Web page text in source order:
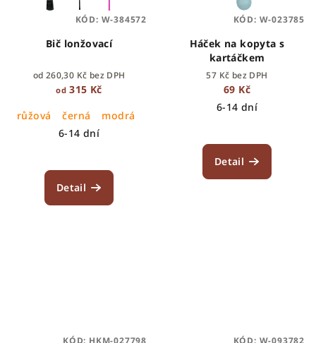
Bič lonžovací
od 260,30 Kč bez DPH
od 315 Kč
růžová
černá
modrá
6-14 dní
Detail
KÓD: W-384572
Háček na kopyta s
kartáčkem
57 Kč bez DPH
69 Kč
6-14 dní
Detail
KÓD: W-023785